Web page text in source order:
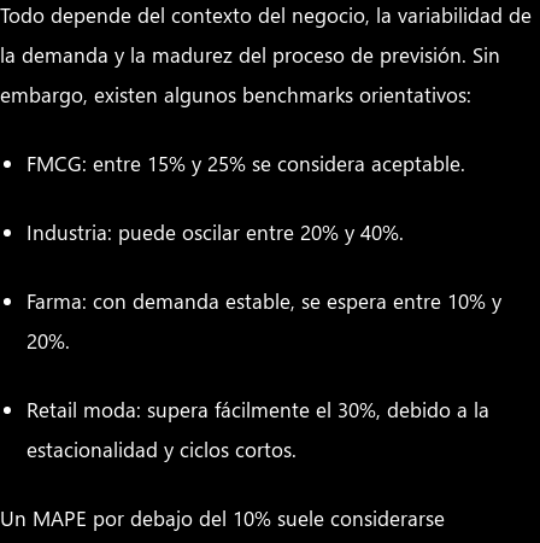
Todo depende del contexto del negocio, la variabilidad de
la demanda y la madurez del proceso de previsión. Sin
embargo, existen algunos benchmarks orientativos:
FMCG: entre 15% y 25% se considera aceptable.
Industria: puede oscilar entre 20% y 40%.
Farma: con demanda estable, se espera entre 10% y
20%.
Retail moda: supera fácilmente el 30%, debido a la
estacionalidad y ciclos cortos.
Un MAPE por debajo del 10% suele considerarse